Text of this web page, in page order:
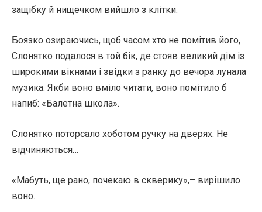
защібку й нищечком вийшло з клітки.
Боязко озираючись, щоб часом хто не помітив його,
Слонятко подалося в той бік, де стояв великий дім із
широкими вікнами і звідки з ранку до вечора лунала
музика. Якби воно вміло читати, воно помітило б
напиб: «Балетна школа».
Слонятко поторсало хоботом ручку на дверях. Не
відчиняються…
«Мабуть, ще рано, почекаю в скверику»,– вирішило
воно.